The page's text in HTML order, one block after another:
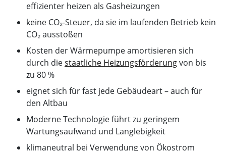
effizienter heizen als Gasheizungen
keine CO₂-Steuer, da sie im laufenden Betrieb kein
CO₂ ausstoßen
Kosten der Wärmepumpe amortisieren sich
durch diestaatliche Heizungsförderungvon bis
zu 80 %
eignet sich für fast jede Gebäudeart – auch für
den Altbau
Moderne Technologie führt zu geringem
Wartungsaufwand und Langlebigkeit
klimaneutral bei Verwendung von Ökostrom